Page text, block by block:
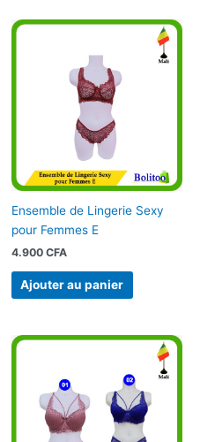
Ensemble de Lingerie Sexy
pour Femmes E
4.900 CFA
Ajouter au panier